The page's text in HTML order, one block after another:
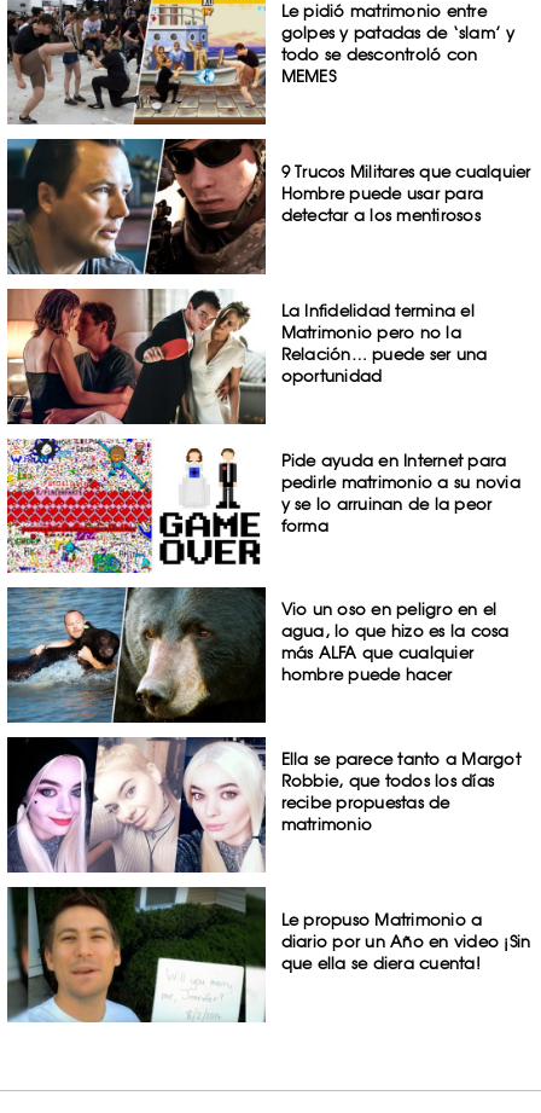
Le pidió matrimonio entre
golpes y patadas de ‘slam’ y
todo se descontroló con
MEMES
9 Trucos Militares que cualquier
Hombre puede usar para
detectar a los mentirosos
La Infidelidad termina el
Matrimonio pero no la
Relación… puede ser una
oportunidad
Pide ayuda en Internet para
pedirle matrimonio a su novia
y se lo arruinan de la peor
forma
Vio un oso en peligro en el
agua, lo que hizo es la cosa
más ALFA que cualquier
hombre puede hacer
Ella se parece tanto a Margot
Robbie, que todos los días
recibe propuestas de
matrimonio
Le propuso Matrimonio a
diario por un Año en video ¡Sin
que ella se diera cuenta!